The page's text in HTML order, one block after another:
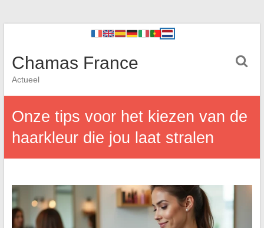
Chamas France
Actueel
Onze tips voor het kiezen van de
haarkleur die jou laat stralen